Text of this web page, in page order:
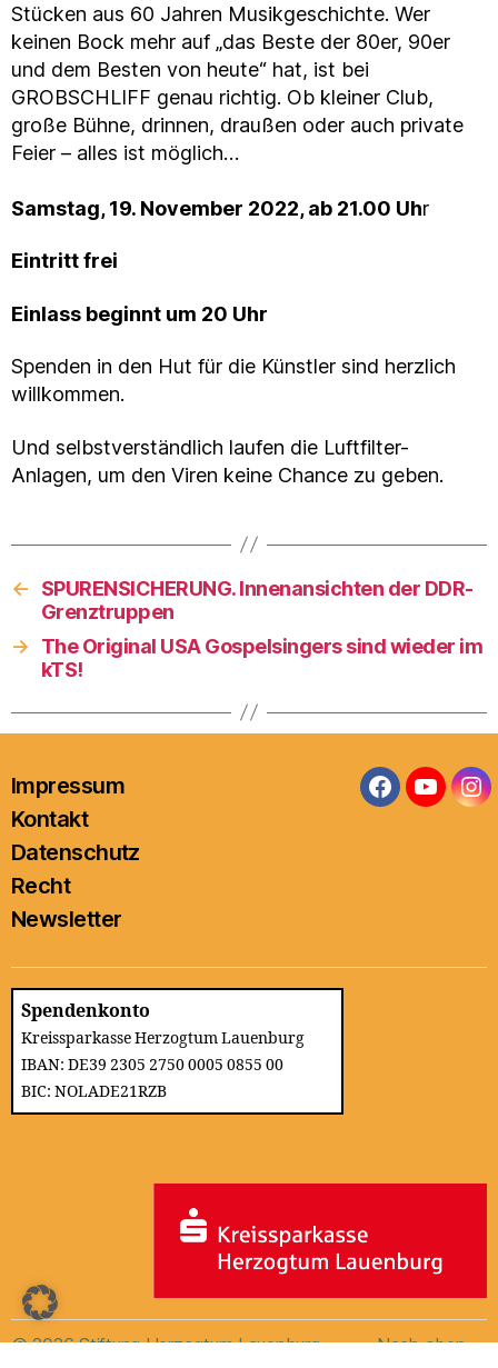
Stücken aus 60 Jahren Musikgeschichte. Wer
keinen Bock mehr auf „das Beste der 80er, 90er
und dem Besten von heute“ hat, ist bei
GROBSCHLIFF genau richtig. Ob kleiner Club,
große Bühne, drinnen, draußen oder auch private
Feier – alles ist möglich…
Samstag, 19. November 2022, ab 21.00 Uhr
Eintritt frei
Einlass beginnt um 20 Uhr
Spenden in den Hut für die Künstler sind herzlich
willkommen.
Und selbstverständlich laufen die Luftfilter-
Anlagen, um den Viren keine Chance zu geben.
←
SPURENSICHERUNG. Innenansichten der DDR-
Grenztruppen
→
The Original USA Gospelsingers sind wieder im
kTS!
Impressum
Kontakt
Datenschutz
Recht
Newsletter
Facebook
Spendenkonto
Kreissparkasse Herzogtum Lauenburg
IBAN: DE39 2305 2750 0005 0855 00
BIC: NOLADE21RZB
© 2026Stiftung Herzogtum Lauenburg Nach oben↑